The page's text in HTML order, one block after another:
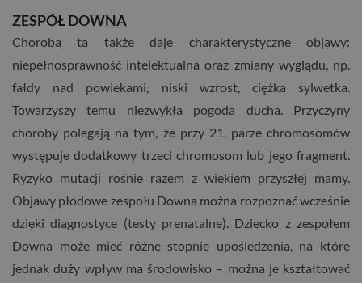
ZESPÓŁ DOWNA
Choroba ta także daje charakterystyczne objawy:
niepełnosprawność intelektualna oraz zmiany wyglądu, np.
fałdy nad powiekami, niski wzrost, ciężka sylwetka.
Towarzyszy temu niezwykła pogoda ducha. Przyczyny
choroby polegają na tym, że przy 21. parze chromosomów
występuje dodatkowy trzeci chromosom lub jego fragment.
Ryzyko mutacji rośnie razem z wiekiem przyszłej mamy.
Objawy płodowe zespołu Downa można rozpoznać wcześnie
dzięki diagnostyce (testy prenatalne). Dziecko z zespołem
Downa może mieć różne stopnie upośledzenia, na które
jednak duży wpływ ma środowisko – można je kształtować